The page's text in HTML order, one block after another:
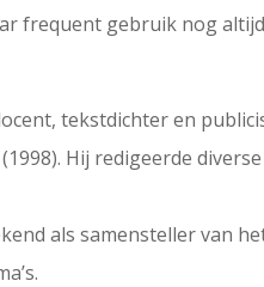
frequent gebruik nog
tekstdichter en
(1998). Hij redigeerde
als samensteller van